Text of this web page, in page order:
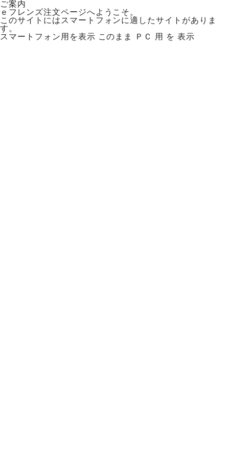
ご案内
ｅフレンズ注文ページへようこそ。
このサイトにはスマートフォンに適したサイトがありま
す。
スマートフォン用を表示 このまま ＰＣ 用 を 表示